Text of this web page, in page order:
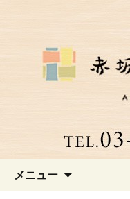
赤坂にある
井」から
メニュー